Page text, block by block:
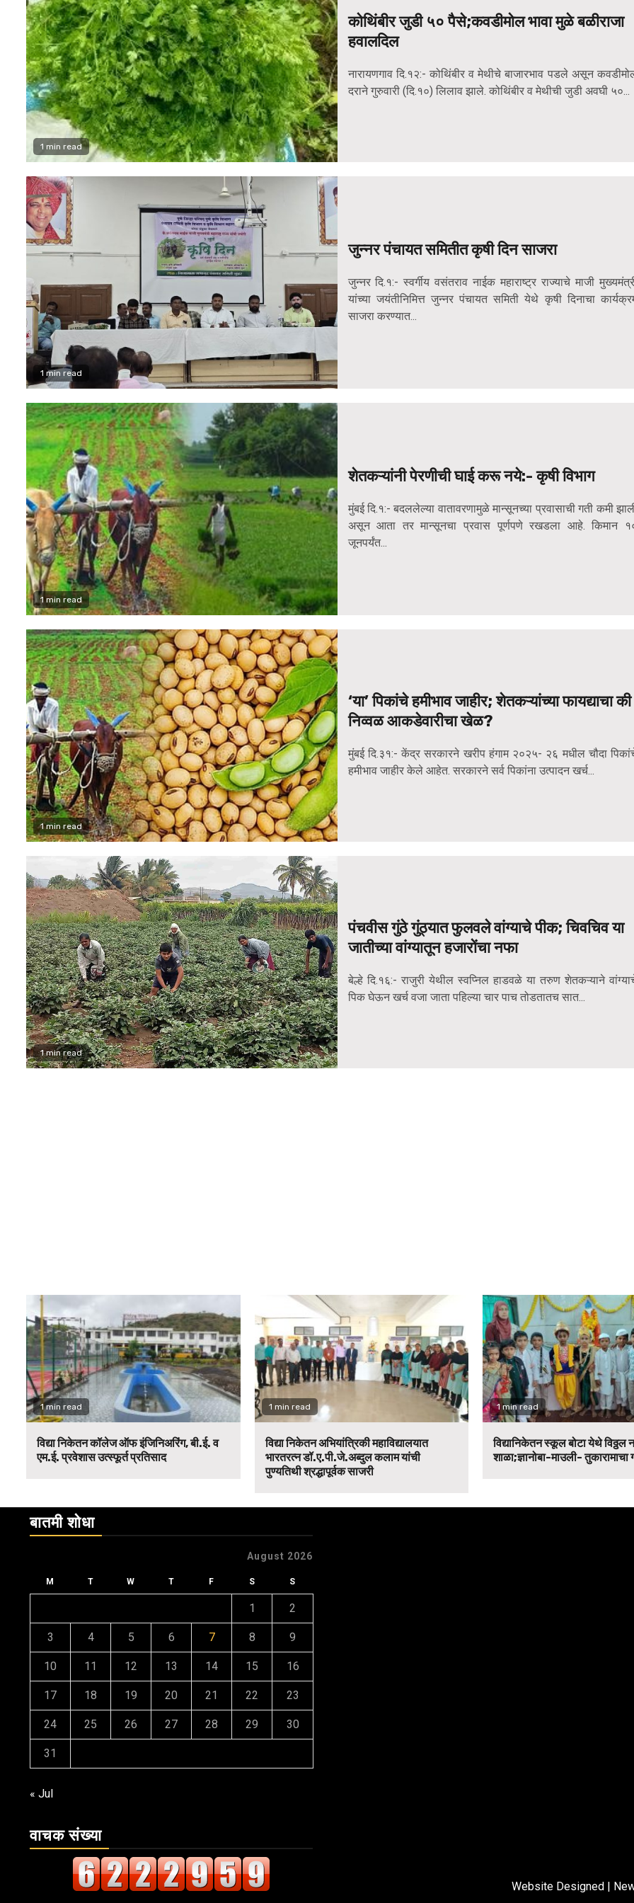
1 min read
कोथिंबीर जुडी ५० पैसे;कवडीमोल भावा मुळे बळीराजा
हवालदिल
नारायणगाव दि.१२:- कोथिंबीर व मेथीचे बाजारभाव पडले असून
दराने गुरुवारी (दि.१०) लिलाव झाले. कोथिंबीर व मेथीची जुडी अवघी ५०...
1 min read
जुन्नर पंचायत समितीत कृषी दिन साजरा
जुन्नर दि.१:- स्वर्गीय वसंतराव नाईक महाराष्ट्र राज्याचे माजी
यांच्या जयंतीनिमित्त जुन्नर पंचायत समिती येथे कृषी दिनाचा
साजरा करण्यात...
1 min read
शेतकऱ्यांनी पेरणीची घाई करू नये:- कृषी विभाग
मुंबई दि.१:- बदललेल्या वातावरणामुळे मान्सूनच्या प्रवासाची गती कमी
असून आता तर मान्सूनचा प्रवास पूर्णपणे रखडला आहे. किमान
जूनपर्यंत...
1 min read
‘या’ पिकांचे हमीभाव जाहीर; शेतकऱ्यांच्या फायद्याचा की
निव्वळ आकडेवारीचा खेळ?
मुंबई दि.३१:- केंद्र सरकारने खरीप हंगाम २०२५- २६ मधील चौदा
हमीभाव जाहीर केले आहेत. सरकारने सर्व पिकांना उत्पादन खर्च...
1 min read
पंचवीस गुंठे गुंठ्यात फुलवले वांग्याचे पीक; चिवचिव या
जातीच्या वांग्यातून हजारोंचा नफा
बेल्हे दि.१६:- राजुरी येथील स्वप्निल हाडवळे या तरुण शेतकऱ्याने
पिक घेऊन खर्च वजा जाता पहिल्या चार पाच तोडतातच सात...
1 min read
विद्या निकेतन कॉलेज ऑफ इंजिनिअरिंग, बी.ई. व
एम.ई. प्रवेशास उत्स्फूर्त प्रतिसाद
1 min read
विद्या निकेतन अभियांत्रिकी महाविद्यालयात
भारतरत्न डॉ.ए.पी.जे.अब्दुल कलाम यांची
पुण्यतिथी श्रद्धापूर्वक साजरी
1 min read
विद्यानिकेतन स्कूल बोटा येथे विठ्ठल
शाळा;ज्ञानोबा-माउली- तुकारामाचा
बातमी शोधा
August 2026
M T W T F S S
1 2
3 4 5 6 7 8 9
10 11 12 13 14 15 16
17 18 19 20 21 22 23
24 25 26 27 28 29 30
31
« Jul
वाचक संख्या
Website Designed